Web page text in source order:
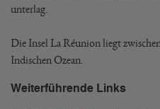
unterlag.
Die Insel La Réunion liegt
Indischen Ozean.
Weiterführende Links